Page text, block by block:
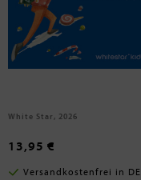
Pinocchio
White Star, 2026
13,95 €
Versandkostenfrei in DE